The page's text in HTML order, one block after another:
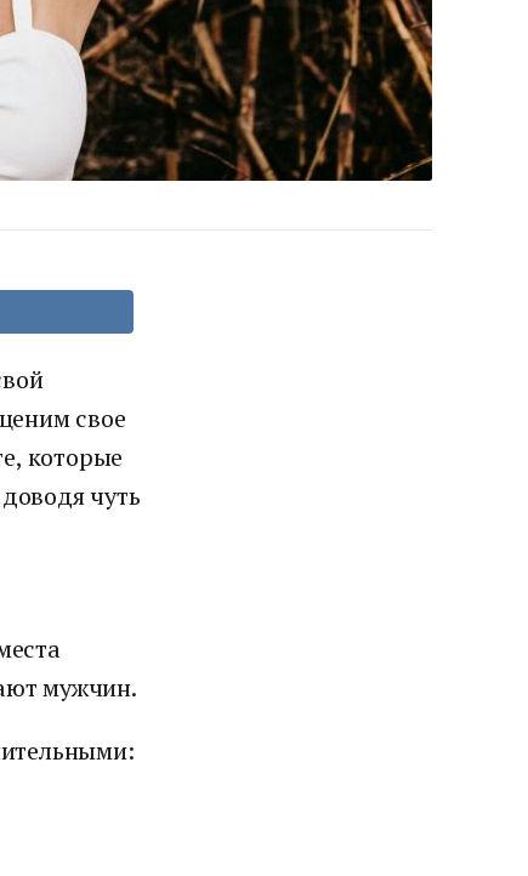
свое
которые
чуть
мужчин.